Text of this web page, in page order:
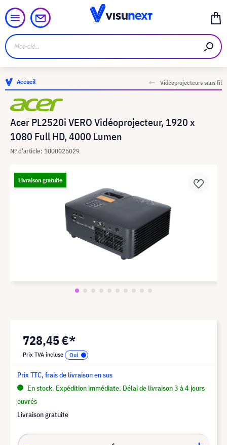
Accueil Vidéoprojecteurs sans fil
Acer PL2520i VERO Vidéoprojecteur, 1920 x
1080 Full HD, 4000 Lumen
N° d'article: 1000025029
Livraison gratuite
728,45 €*
Prix TVA incluse
Prix TTC, frais de livraison en sus
En stock. Expédition immédiate. Délai de livraison 3 à 4 jours
ouvrés
Livraison gratuite